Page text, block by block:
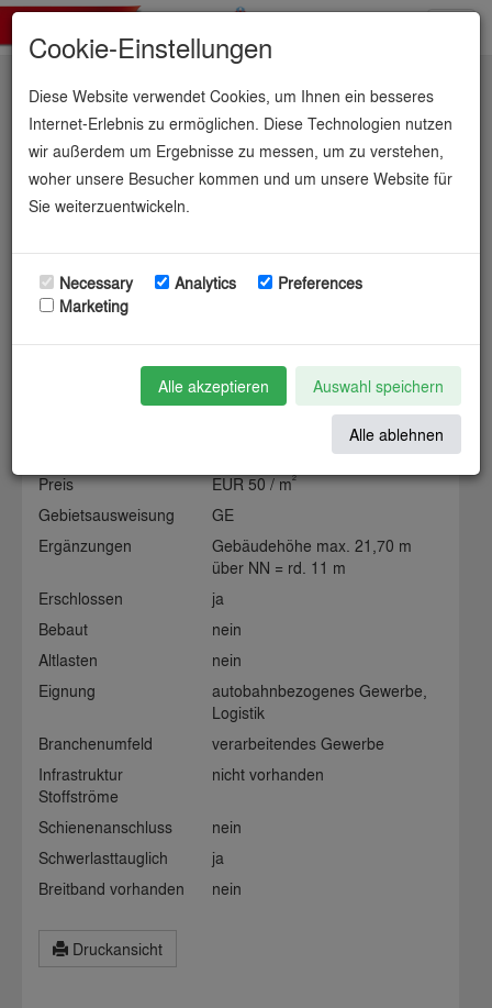
Gewerbegebiet G3.
Informationen zur Industriefläche
Gemeinde / Kreis
Schleswig-Holstein
öffentlich
Preis EUR 50 / m2
Gebietsausweisung
GE
Ergänzungen
Gebäudehöhe max. 21,70 m
über NN = rd. 11 m
Erschlossen
ja
Bebaut
nein
Altlasten
nein
Eignung
autobahnbezogenes Gewerbe,
Logistik
Branchenumfeld
verarbeitendes Gewerbe
Infrastruktur
Stoffströme
nicht vorhanden
Schienenanschluss
nein
Schwerlasttauglich
ja
Breitband vorhanden
nein
Druckansicht
Cookie-Einstellungen
Diese Website verwendet Cookies, um Ihnen ein besseres
Internet-Erlebnis zu ermöglichen. Diese Technologien nutzen
wir außerdem um Ergebnisse zu messen, um zu verstehen,
woher unsere Besucher kommen und um unsere Website für
Sie weiterzuentwickeln.
Necessary Analytics
Preferences
Marketing
Alle akzeptieren Auswahl speichern
Alle ablehnen